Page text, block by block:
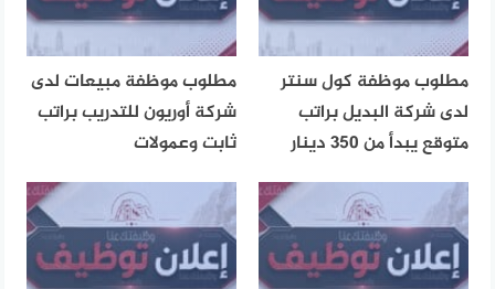
مطلوب موظفة كول سنتر
لدى شركة البديل براتب
متوقع يبدأ من 350 دينار
مطلوب موظفة مبيعات لدى
شركة أوريون للتدريب براتب
ثابت وعمولات